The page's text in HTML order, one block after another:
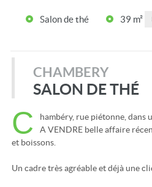
Salon de thé 39 m²
CHAMBERY
SALON DE THÉ
C
hambéry, rue piétonne, dans
A VENDRE belle affaire
et boissons.
Un cadre très agréable et déjà une